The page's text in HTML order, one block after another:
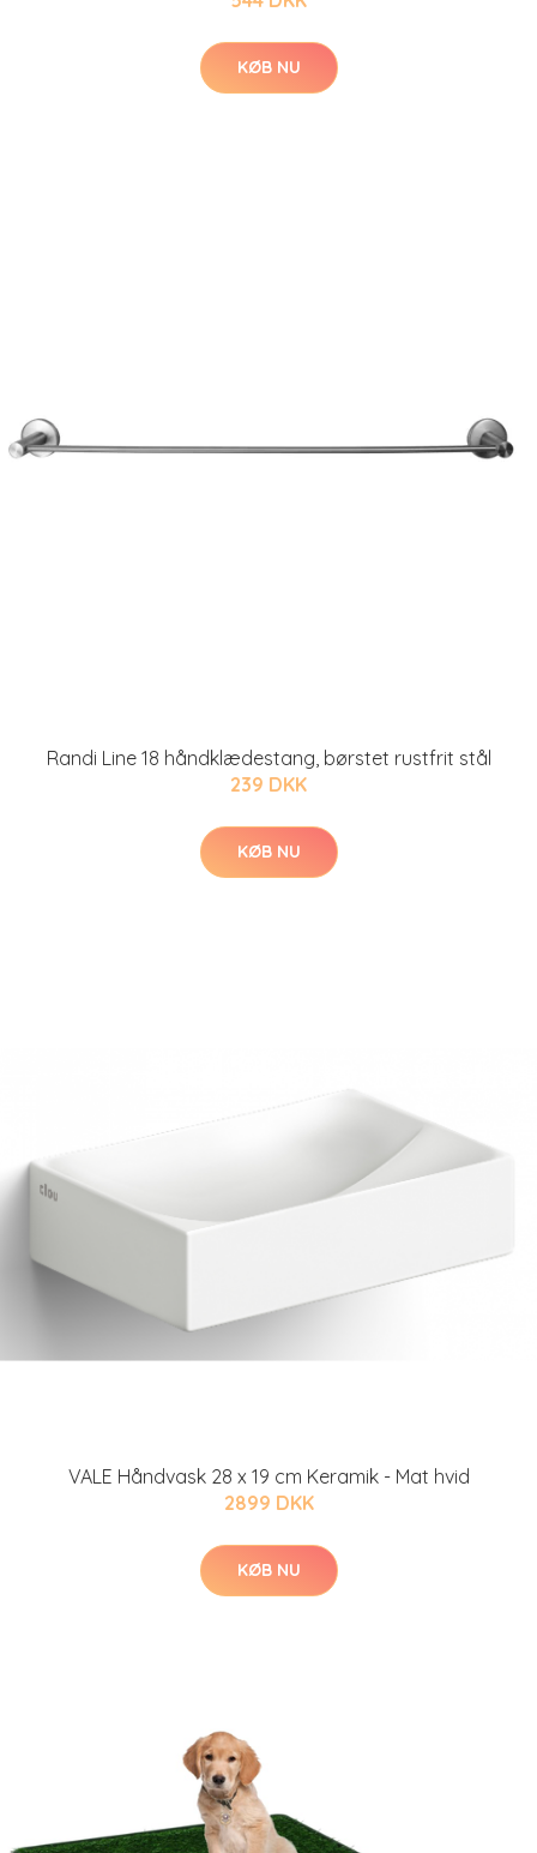
KØB NU
Randi Line 18 håndklædestang, børstet rustfrit stål
239 DKK
KØB NU
VALE Håndvask 28 x 19 cm Keramik - Mat hvid
2899 DKK
KØB NU